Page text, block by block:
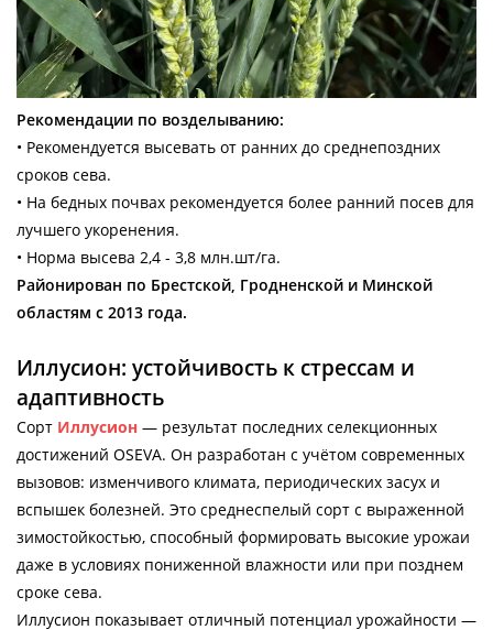
Рекомендации по возделыванию:
• Рекомендуется высевать от ранних до среднепоздних
сроков сева.
• На бедных почвах рекомендуется более ранний посев для
лучшего укоренения.
• Норма высева 2,4 - 3,8 млн.шт/га.
Районирован по Брестской, Гродненской и Минской
областям с 2013 года.
Иллусион: устойчивость к стрессам и
адаптивность
Сорт Иллусион — результат последних селекционных
достижений OSEVA. Он разработан с учётом современных
вызовов: изменчивого климата, периодических засух и
вспышек болезней. Это среднеспелый сорт с выраженной
зимостойкостью, способный формировать высокие урожаи
даже в условиях пониженной влажности или при позднем
сроке сева.
Иллусион показывает отличный потенциал урожайности —